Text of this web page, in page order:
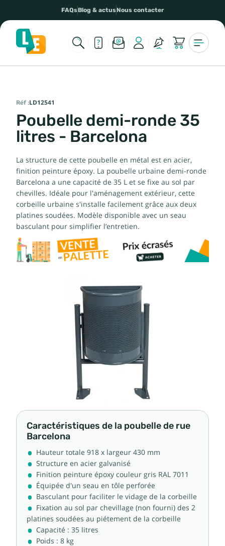
FAQsBlog & actusNous contacter
Réf :LD12541
Poubelle demi-ronde 35
litres - Barcelona
La structure de cette poubelle en métal est en acier,
finition peinture époxy. La poubelle urbaine demi-ronde
Barcelona a une capacité de 35 L et se fixe au sol par
chevilles. Idéale pour l'aménagement extérieur, cette
corbeille urbaine s'installe facilement grâce aux deux
platines soudées. Modèle disponible avec un seau
basculant pour simplifier l’entretien.
Caractéristiques de la poubelle de rue
Barcelona
Hauteur totale 918 x largeur 430 mm
Structure en acier galvanisé
Finition peinture époxy couleur gris RAL 7011
Équipée d'un seau en tôle perforée
Basculant pour faciliter le vidage de la corbeille
Fixation au sol par chevillage (non fourni) des 2
platines soudées au piétement de la corbeille
Capacité : 35 litres
Poids : 8 kg